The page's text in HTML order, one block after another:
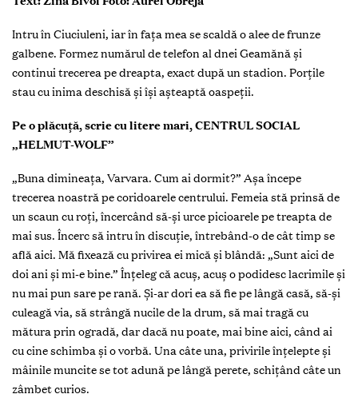
Intru în Ciuciuleni, iar în fața mea se scaldă o alee de frunze
galbene. Formez numărul de telefon al dnei Geamănă și
continui trecerea pe dreapta, exact după un stadion. Porțile
stau cu inima deschisă și își așteaptă oaspeții.
Pe o plăcuță, scrie cu litere mari, CENTRUL SOCIAL
„HELMUT-WOLF”
„Buna dimineața, Varvara. Cum ai dormit?” Așa începe
trecerea noastră pe coridoarele centrului. Femeia stă prinsă de
un scaun cu roți, încercând să-și urce picioarele pe treapta de
mai sus. Încerc să intru în discuție, întrebând-o de cât timp se
află aici. Mă fixează cu privirea ei mică și blândă: „Sunt aici de
doi ani și mi-e bine.” Înțeleg că acuș, acuș o podidesc lacrimile și
nu mai pun sare pe rană. Și-ar dori ea să fie pe lângă casă, să-și
culeagă via, să strângă nucile de la drum, să mai tragă cu
mătura prin ogradă, dar dacă nu poate, mai bine aici, când ai
cu cine schimba și o vorbă. Una câte una, privirile înțelepte și
mâinile muncite se tot adună pe lângă perete, schițând câte un
zâmbet curios.